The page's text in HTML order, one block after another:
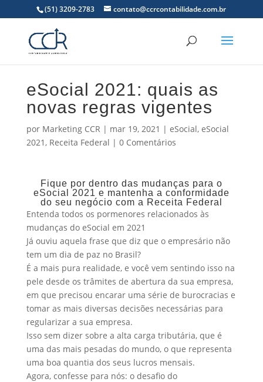
(51) 3209-2783 contato@ccrcontabilidade.com.br
eSocial 2021: quais as
novas regras vigentes
por Marketing CCR | mar 19, 2021 | eSocial, eSocial
2021, Receita Federal | 0 Comentários
Fique por dentro das mudanças para o
eSocial 2021 e mantenha a conformidade
do seu negócio com a Receita Federal
Entenda todos os pormenores relacionados às
mudanças do eSocial em 2021
Já ouviu aquela frase que diz que o empresário não
tem um dia de paz no Brasil?
É a mais pura realidade, e você vem sentindo isso na
pele desde os trâmites de abertura da sua empresa,
em que precisou encarar uma série de burocracias e
tomar as mais diversas decisões necessárias para
regularizar a sua empresa.
Isso sem dizer sobre a alta carga tributária, que é
uma das mais pesadas do mundo, o que representa
uma boa quantia dos seus lucros mensais.
Agora, confesse para nós: o desafio do